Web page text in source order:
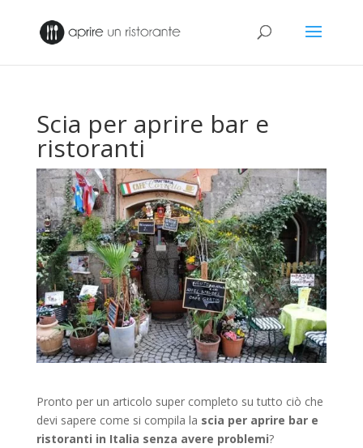
Scia per aprire bar e
ristoranti
Pronto per un articolo super completo su tutto ciò che
devi sapere come si compila la scia per aprire bar e
ristoranti in Italia senza avere problemi?